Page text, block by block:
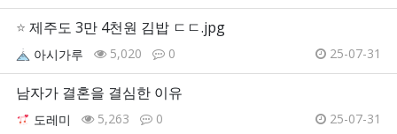
⭐ 제주도 3만 4천원 김밥 ㄷㄷ.jpg
아시가루 5,020 0 25-07-31
남자가 결혼을 결심한 이유
도레미 5,263 0 25-07-31